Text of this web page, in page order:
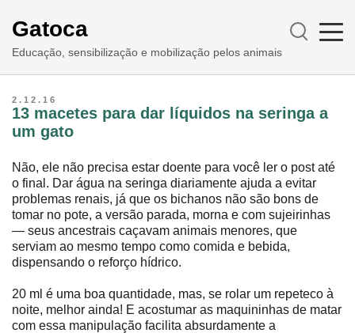
Gatoca
Educação, sensibilização e mobilização pelos animais
2.12.16
13 macetes para dar líquidos na seringa a
um gato
Não, ele não precisa estar doente para você ler o post até
o final. Dar água na seringa diariamente ajuda a evitar
problemas renais, já que os bichanos não são bons de
tomar no pote, a versão parada, morna e com sujeirinhas
― seus ancestrais caçavam animais menores, que
serviam ao mesmo tempo como comida e bebida,
dispensando o reforço hídrico.
20 ml é uma boa quantidade, mas, se rolar um repeteco à
noite, melhor ainda! E acostumar as maquininhas de matar
com essa manipulação facilita absurdamente a